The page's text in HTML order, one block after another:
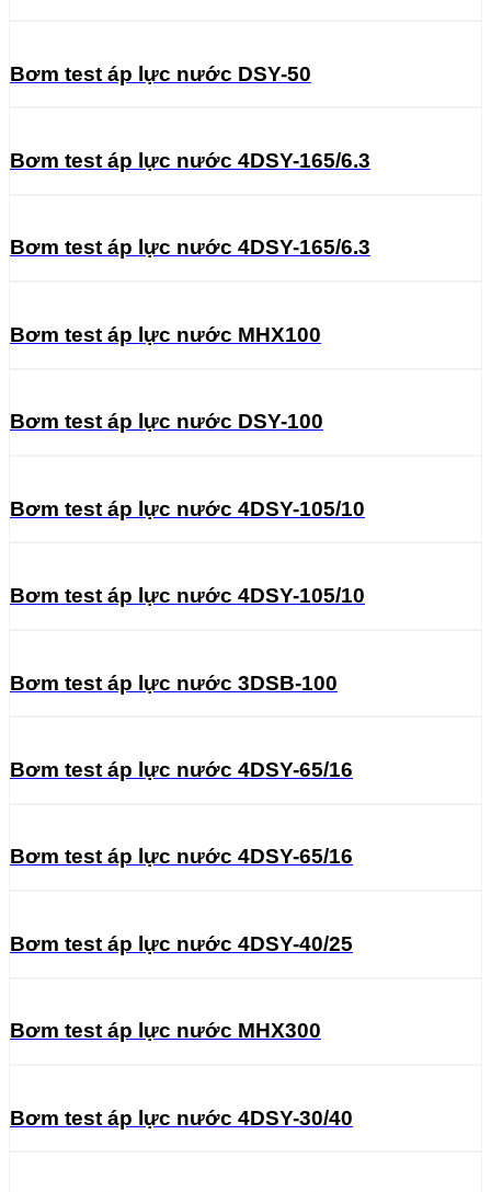
Bơm test áp lực nước DSY-50
Bơm test áp lực nước 4DSY-165/6.3
Bơm test áp lực nước 4DSY-165/6.3
Bơm test áp lực nước MHX100
Bơm test áp lực nước DSY-100
Bơm test áp lực nước 4DSY-105/10
Bơm test áp lực nước 4DSY-105/10
Bơm test áp lực nước 3DSB-100
Bơm test áp lực nước 4DSY-65/16
Bơm test áp lực nước 4DSY-65/16
Bơm test áp lực nước 4DSY-40/25
Bơm test áp lực nước MHX300
Bơm test áp lực nước 4DSY-30/40